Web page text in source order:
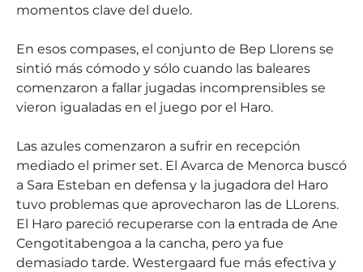
momentos clave del duelo.
En esos compases, el conjunto de Bep Llorens se
sintió más cómodo y sólo cuando las baleares
comenzaron a fallar jugadas incomprensibles se
vieron igualadas en el juego por el Haro.
Las azules comenzaron a sufrir en recepción
mediado el primer set. El Avarca de Menorca buscó
a Sara Esteban en defensa y la jugadora del Haro
tuvo problemas que aprovecharon las de LLorens.
El Haro pareció recuperarse con la entrada de Ane
Cengotitabengoa a la cancha, pero ya fue
demasiado tarde. Westergaard fue más efectiva y